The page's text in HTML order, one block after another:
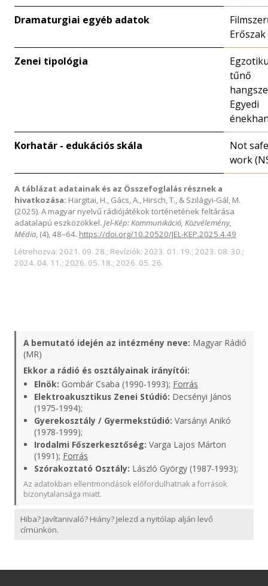
Dramaturgiai egyéb adatok
Erőszak
Zenei tipológia
tűnő
Egyedi
Korhatár - edukációs skála
Not
work
A táblázat adatainak és az Összefoglalás résznek a
hivatkozása: Hargitai, H., Gács, A., Hirsch, T., & Szilágyi-Gál, M.
(2025). A magyar nyelvű rádiójátékok történetének feltárása
adatalapú eszközökkel. Jel-Kép: Kommunikáció, Közvélemény,
Média, (4), 48–64. https://doi.org/10.20520/JEL-KEP.2025.4.49
Létrehozva: 2021. 09. 28.; Revíziók: 2023. 01. 19.; 2023. 08. 30.;
2024. 04. 11.; 2026. 05. 18.; 2026. 05. 26.
A bemutató idején az intézmény neve: Magyar Rádió
(MR)
Ekkor a rádió és osztályainak irányítói:
Elnök: Gombár Csaba (1990-1993); Forrás
Elektroakusztikus Zenei Stúdió: Decsényi János
(1975-1994);
Gyerekosztály / Gyermekstúdió: Varsányi Anikó
(1978-1999);
Irodalmi Főszerkesztőség: Varga Lajos Márton
(1991); Forrás
Szórakoztató Osztály: László György (1987-1993);
Az adatokban ellentmondások előfordulhatnak a források
bizonytalansága miatt.
Hiba? Javítanivaló? Hiány? Jelezd a nyitólap alján levő
címünkön.